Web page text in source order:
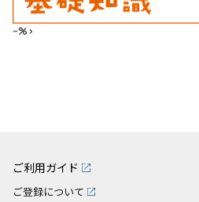
--%>
ご利用ガイド
ご登録について